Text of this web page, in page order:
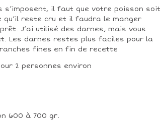
s’imposent, il faut que votre poisson soit
reste cru et il faudra le manger
J’ai utilisé des darnes, mais vous
Les darnes restes plus faciles pour la
fines en fin de recette
2 personnes environ
600 à 700 gr.